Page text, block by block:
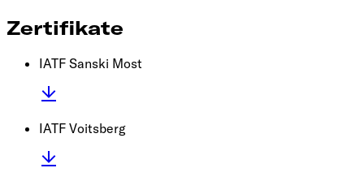
Zertifikate
IATF Sanski Most
IATF Voitsberg